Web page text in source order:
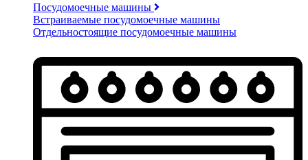
Посудомоечные машины
Встраиваемые посудомоечные машины
Отдельностоящие посудомоечные машины